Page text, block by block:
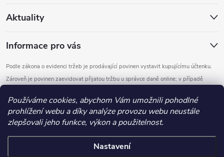
Používáme cookies, abychom Vám umožnili pohodlné
prohlížení webu a díky analýze provozu webu neustále
zlepšovali jeho funkce, výkon a použitelnost.
Nastavení
Aktuality
Informace pro vás
Podle zákona o evidenci tržeb je prodávající povinen vystavit kupujícímu účtenku.
Zároveň je povinen zaevidovat přijatou tržbu u správce daně online; v případě
Vytvořil Shoptet
Copyright 2026DOMYS. Všechna práva vyhrazena.